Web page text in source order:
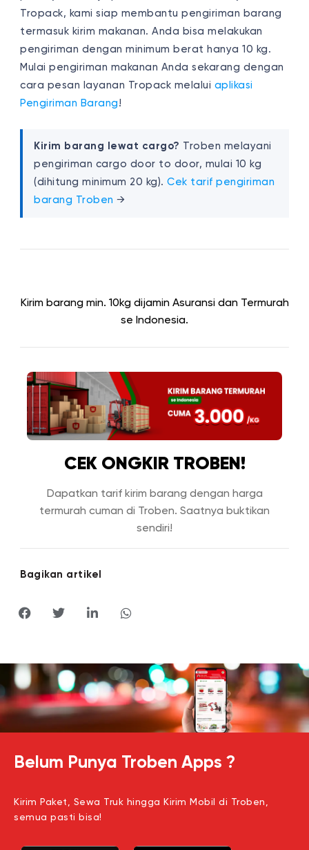
Tropack, kami siap membantu pengiriman barang
termasuk kirim makanan. Anda bisa melakukan
pengiriman dengan minimum berat hanya 10 kg.
Mulai pengiriman makanan Anda sekarang dengan
cara pesan layanan Tropack melalui aplikasi
Pengiriman Barang !
Kirim barang lewat cargo? Troben melayani
pengiriman cargo door to door, mulai 10 kg
(dihitung minimum 20 kg).Cek tarif pengiriman
barang Troben →
Kirim barang min. 10kg dijamin Asuransi dan Termurah
se Indonesia.
CEK ONGKIR TROBEN!
Dapatkan tarif kirim barang dengan harga
termurah cuman di Troben. Saatnya buktikan
sendiri!
Bagikan artikel
Belum Punya Troben Apps ?
Kirim Paket, Sewa Truk hingga Kirim Mobil di Troben,
semua pasti bisa!